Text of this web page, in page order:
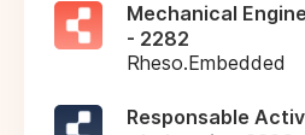
Mechanical
- 2282
Rheso.Embedded
Responsable